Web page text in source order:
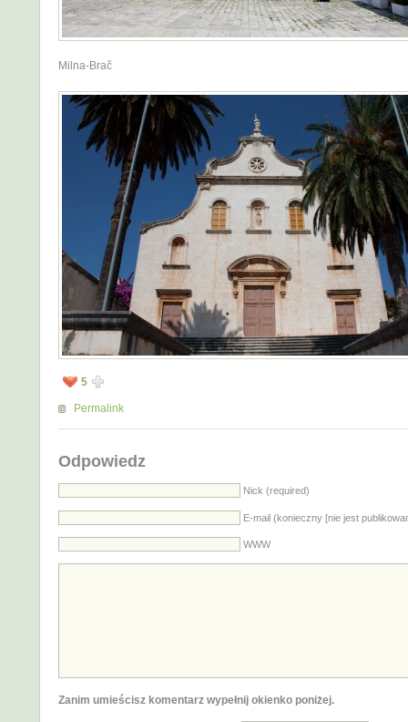
Milna-Brač
5
Permalink
Odpowiedz
Nick (required)
E-mail (konieczny [nie jest
WWW
Zanim umieścisz komentarz wypełnij okienko poniżej.